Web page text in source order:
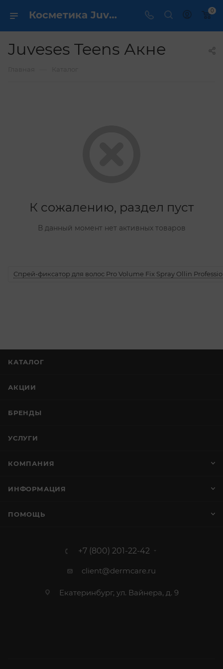
Косметика Juveses Teens Акне - купить в интернет магазине ✔️ по выгодной цене 0
Juveses Teens Акне
К сожалению, раздел пуст
В данный момент нет активных товаров
Спрей-фиксатор для волос Pro Volume Fix Spray Ollin
КАТАЛОГ
АКЦИИ
БРЕНДЫ
УСЛУГИ
КОМПАНИЯ
ИНФОРМАЦИЯ
ПОМОЩЬ
+7 (800) 201-22-42
client@dermcare.ru
Екатеринбург, ул. Вайнера, д. 9